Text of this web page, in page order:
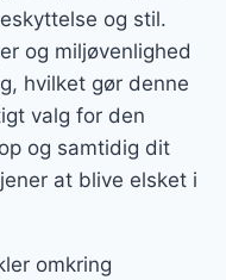
og stil.
og miljøvenlighed
hvilket gør denne
valg for den
og samtidig dit
at blive elsket i
omkring